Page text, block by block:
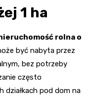
1 ha
rolna o
być nabyta przez
bez potrzeby
często
działkach pod dom na